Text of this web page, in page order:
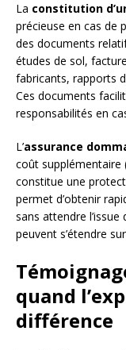
La constitution
précieuse en cas de
des documents
études de sol,
fabricants, rapports
Ces documents
responsabilités en
L’assurance
coût supplémentaire
constitue une
permet d’obtenir
sans attendre
peuvent s’étendre
quand
différence